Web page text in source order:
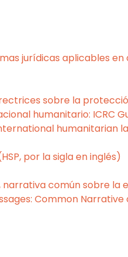
jurídicas aplicables en
sobre la
humanitario: ICRC
humanitarian
por la sigla en inglés)
común sobre la
Common